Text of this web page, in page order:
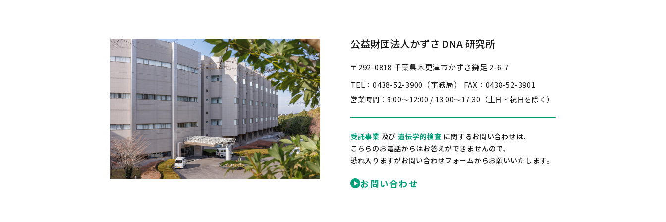
公益財団法人かずさ DNA 研究所
〒292-0818 千葉県木更津市かずさ鎌足 2-6-7
TEL：0438-52-3900（事務局） FAX：0438-52-3901
営業時間： 9:00～12:00 / 13:00～17:30 （土日・祝日を除く）
受託事業 及び 遺伝学的検査 に関するお問い合わせは、
こちらのお電話からはお答えができませんので、
恐れ入りますがお問い合わせフォームからお願いいたします。
お問い合わせ